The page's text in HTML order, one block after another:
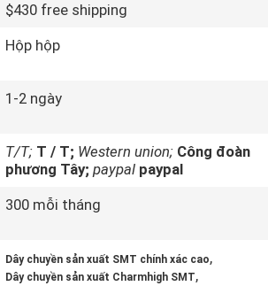
$430 free shipping
Hộp hộp
1-2 ngày
T/T; T / T; Western union; Công đoàn
phương Tây; paypal paypal
300 mỗi tháng
Dây chuyền sản xuất SMT chính xác cao,
Dây chuyền sản xuất Charmhigh SMT,